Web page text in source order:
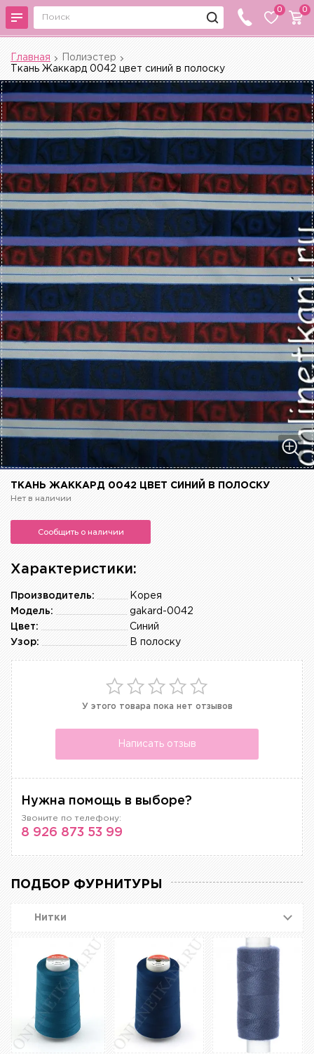
0 0
Главная
Полиэстер
Ткань Жаккард 0042 цвет синий в полоску
ТКАНЬ ЖАККАРД 0042 ЦВЕТ СИНИЙ В ПОЛОСКУ
Нет в наличии
Сообщить о наличии
Характеристики:
Корея
Производитель:
gakard-0042
Модель:
Синий
Цвет:
В полоску
Узор:
У этого товара пока нет отзывов
Написать отзыв
Нужна помощь в выборе?
Звоните по телефону:
8 926 873 53 99
ПОДБОР ФУРНИТУРЫ
Нитки